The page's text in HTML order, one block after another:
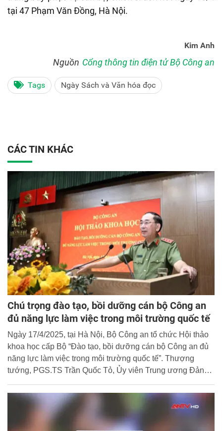
tại 47 Phạm Văn Đồng, Hà Nội.
Kim Anh
Nguồn Cổng thông tin điện tử Bộ Công an
Tags Ngày Sách và Văn hóa đọc
CÁC TIN KHÁC
Chú trọng đào tạo, bồi dưỡng cán bộ Công an
đủ năng lực làm việc trong môi trường quốc tế
Ngày 17/4/2025, tại Hà Nội, Bộ Công an tổ chức Hội thảo
khoa học cấp Bộ “Đào tạo, bồi dưỡng cán bộ Công an đủ
năng lực làm việc trong môi trường quốc tế”. Thượng
tướng, PGS.TS Trần Quốc Tỏ, Ủy viên Trung ương Đảng,